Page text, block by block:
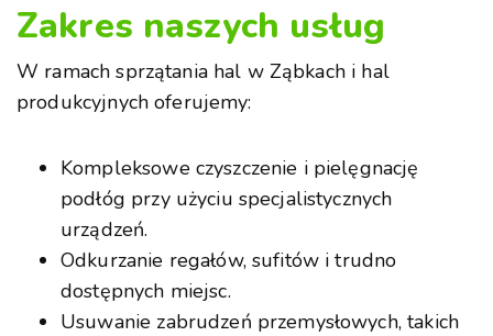
Zakres naszych usług
W ramach sprzątania hal w Ząbkach i hal
produkcyjnych oferujemy:
Kompleksowe czyszczenie i pielęgnację
podłóg przy użyciu specjalistycznych
urządzeń.
Odkurzanie regałów, sufitów i trudno
dostępnych miejsc.
Usuwanie zabrudzeń przemysłowych, takich